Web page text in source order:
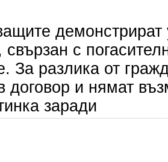
демонстрират
свързан с
За разлика от
договор и нямат
заради